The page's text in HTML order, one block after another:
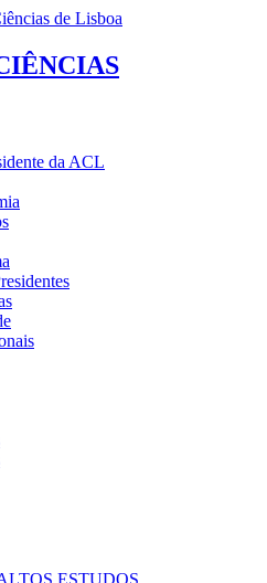
da ACL
ESTUDOS